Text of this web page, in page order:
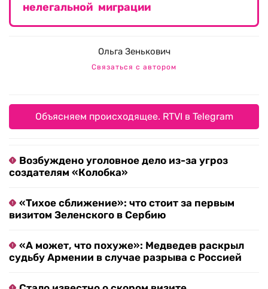
нелегальной миграции
Ольга Зенькович
Связаться с автором
Объясняем происходящее. RTVI в Telegram
Возбуждено уголовное дело из-за угроз
создателям «Колобка»
«Тихое сближение»: что стоит за первым
визитом Зеленского в Сербию
«А может, что похуже»: Медведев раскрыл
судьбу Армении в случае разрыва с Россией